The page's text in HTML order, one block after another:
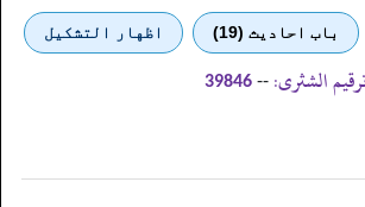
باب احادیث (19) اظهار التشكيل
الشثری: --
39846